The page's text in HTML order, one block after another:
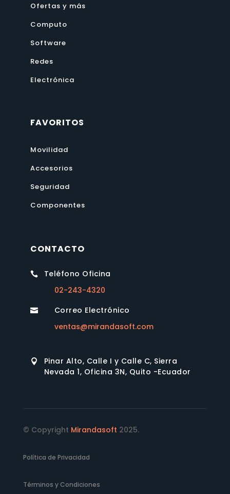
Ofertas y más
Computo
Software
Redes
Electrónica
FAVORITOS
Movilidad
Accesorios
Seguridad
Componentes
CONTACTO

Teléfono Oficina
02-243-4320

Correo Electrónico
ventas@mirandasoft.com

Pinar Alto, Calle I y Calle C, Sierra
Nevada 1, Oficina 3N, Quito -Ecuador
© Copyright Mirandasoft 2025.
Política de Privacidad
Términos y Condiciones